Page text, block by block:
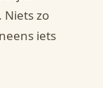
zo
iets